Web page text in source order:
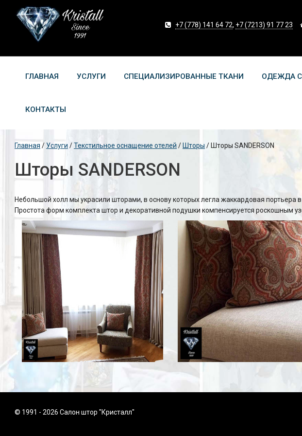
+7 (778) 141 64 72, +7 (7213) 91 77 23
ГЛАВНАЯ УСЛУГИ СПЕЦИАЛИЗИРОВАННЫЕ ТКАНИ ОДЕЖДА
КОНТАКТЫ
Главная / Услуги /Текстильное оснащение отелей /Шторы /Шторы SANDERSON
Шторы SANDERSON
Небольшой холл мы украсили шторами, в основу которых легла жаккардовая портьера
Простота форм комплекта штор и декоративной подушки компенсируется роскошным
© 1991 - 2026 Салон штор "Кристалл"